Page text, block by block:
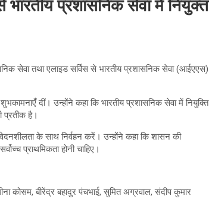
भारतीय प्रशासनिक सेवा में नियुक्त
सेवा तथा एलाइड सर्विस से भारतीय प्रशासनिक सेवा (आईएएस)
दीं। उन्होंने कहा कि भारतीय प्रशासनिक सेवा में नियुक्ति
प्रतीक है।
के साथ निर्वहन करें। उन्होंने कहा कि शासन की
प्राथमिकता होनी चाहिए।
बीरेंद्र बहादुर पंचभाई, सुमित अग्रवाल, संदीप कुमार